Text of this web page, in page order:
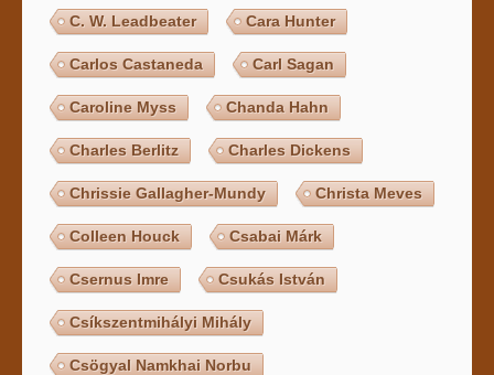
C. W. Leadbeater Cara Hunter
Carlos Castaneda Carl Sagan
Caroline Myss Chanda Hahn
Charles Berlitz Charles Dickens
Chrissie Gallagher-Mundy Christa Meves
Colleen Houck Csabai Márk
Csernus Imre Csukás István
Csíkszentmihályi Mihály
Csögyal Namkhai Norbu